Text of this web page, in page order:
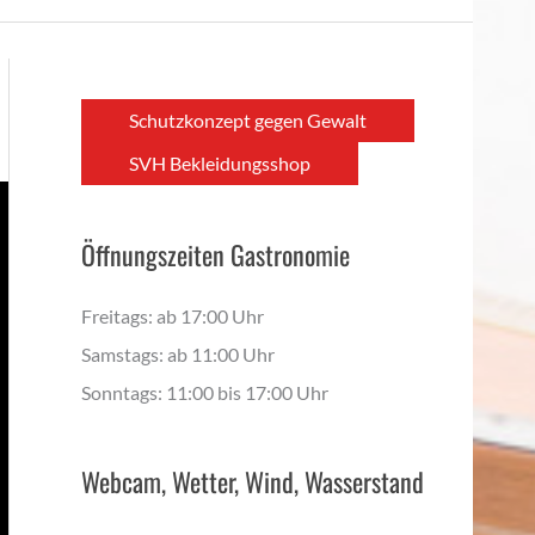
Schutzkonzept gegen Gewalt
SVH Bekleidungsshop
Öffnungszeiten Gastronomie
Freitags: ab 17:00 Uhr
Samstags: ab 11:00 Uhr
Sonntags: 11:00 bis 17:00 Uhr
Webcam, Wetter, Wind, Wasserstand